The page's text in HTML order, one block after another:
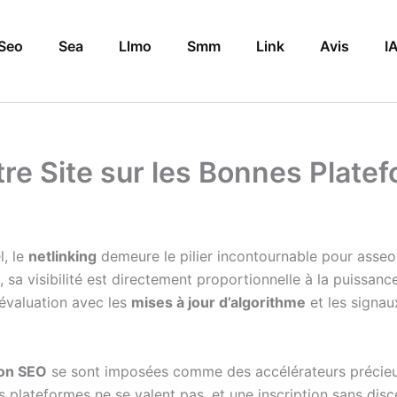
Sea Llmo Smm Link Avis
Site sur les Bonnes
le netlinking demeure le pilier incontournable pour
sa visibilité est directement proportionnelle à la
avec les mises à jour d’algorithme et les
SEO se sont imposées comme des accélérateurs